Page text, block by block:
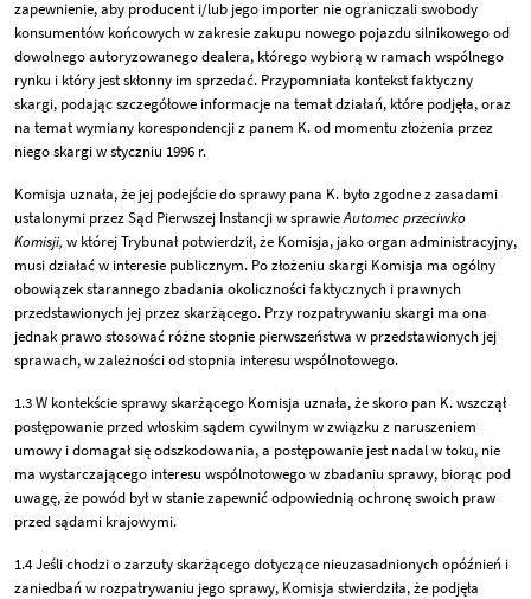
zapewnienie, aby producent i/lub jego importer nie ograniczali swobody
konsumentów końcowych w zakresie zakupu nowego pojazdu silnikowego od
dowolnego autoryzowanego dealera, którego wybiorą w ramach wspólnego
rynku i który jest skłonny im sprzedać. Przypomniała kontekst faktyczny
skargi, podając szczegółowe informacje na temat działań, które podjęła, oraz
na temat wymiany korespondencji z panem K. od momentu złożenia przez
niego skargi w styczniu 1996 r.
Komisja uznała, że jej podejście do sprawy pana K. było zgodne z zasadami
ustalonymi przez Sąd Pierwszej Instancji w sprawieAutomec przeciwko
Komisji, w której Trybunał potwierdził, że Komisja, jako organ administracyjny,
musi działać w interesie publicznym. Po złożeniu skargi Komisja ma ogólny
obowiązek starannego zbadania okoliczności faktycznych i prawnych
przedstawionych jej przez skarżącego. Przy rozpatrywaniu skargi ma ona
jednak prawo stosować różne stopnie pierwszeństwa w przedstawionych jej
sprawach, w zależności od stopnia interesu wspólnotowego.
1.3 W kontekście sprawy skarżącego Komisja uznała, że skoro pan K. wszczął
postępowanie przed włoskim sądem cywilnym w związku z naruszeniem
umowy i domagał się odszkodowania, a postępowanie jest nadal w toku, nie
ma wystarczającego interesu wspólnotowego w zbadaniu sprawy, biorąc pod
uwagę, że powód był w stanie zapewnić odpowiednią ochronę swoich praw
przed sądami krajowymi.
1.4 Jeśli chodzi o zarzuty skarżącego dotyczące nieuzasadnionych opóźnień i
zaniedbań w rozpatrywaniu jego sprawy, Komisja stwierdziła, że podjęła